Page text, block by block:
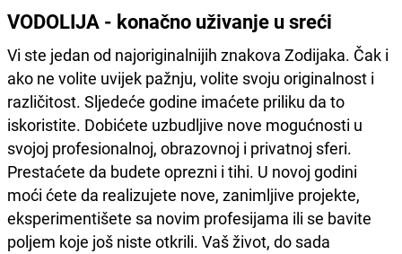
VODOLIJA - konačno uživanje u sreći
Vi ste jedan od najoriginalnijih znakova Zodijaka. Čak i
ako ne volite uvijek pažnju, volite svoju originalnost i
različitost. Sljedeće godine imaćete priliku da to
iskoristite. Dobićete uzbudljive nove mogućnosti u
svojoj profesionalnoj, obrazovnoj i privatnoj sferi.
Prestaćete da budete oprezni i tihi. U novoj godini
moći ćete da realizujete nove, zanimljive projekte,
eksperimentišete sa novim profesijama ili se bavite
poljem koje još niste otkrili. Vaš život, do sada